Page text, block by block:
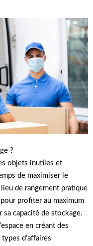
?
objets inutiles et
de maximiser le
de rangement pratique
profiter au maximum
sa capacité de stockage.
en créant des
d’affaires